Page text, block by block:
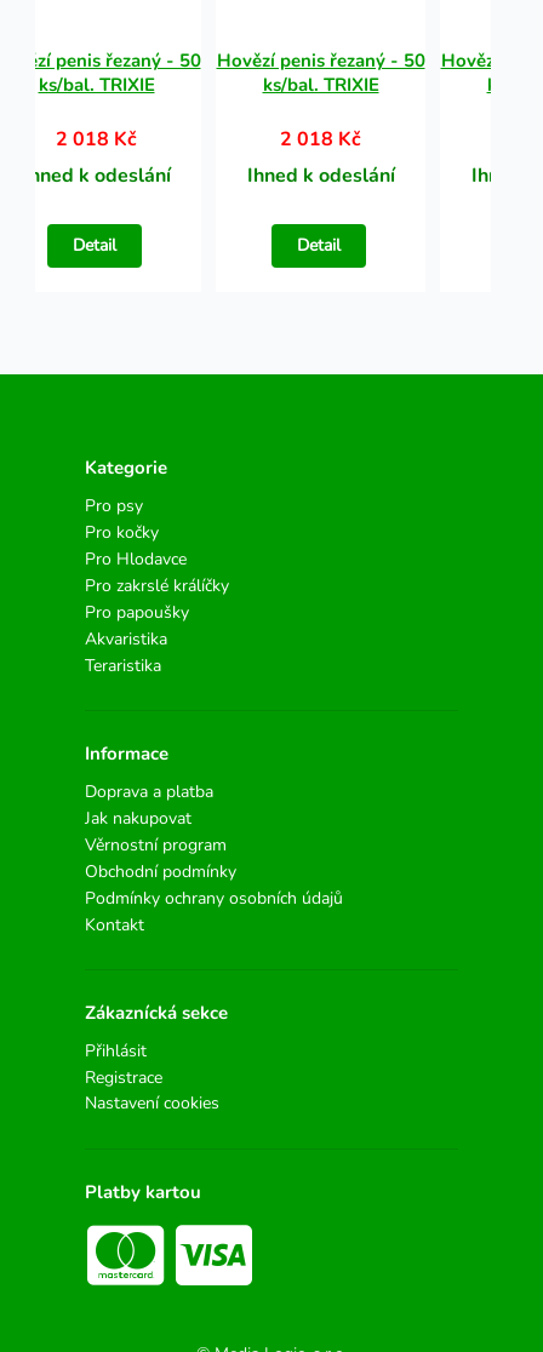
penis řezaný - 50
ks/bal. TRIXIE
2 018 Kč
Ihned k odeslání
Detail
Hovězí penis řezaný - 50
ks/bal. TRIXIE
2 018 Kč
Ihned k odeslání
Detail
Hovězí
ks/
Ihned
Kategorie
Pro psy
Pro kočky
Pro Hlodavce
Pro zakrslé králíčky
Pro papoušky
Akvaristika
Teraristika
Informace
Doprava a platba
Jak nakupovat
Věrnostní program
Obchodní podmínky
Podmínky ochrany osobních údajů
Kontakt
Zákaznícká sekce
Přihlásit
Registrace
Nastavení cookies
Platby kartou